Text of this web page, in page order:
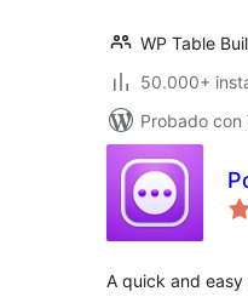
WP Table
50.000+
Probado con
A quick and